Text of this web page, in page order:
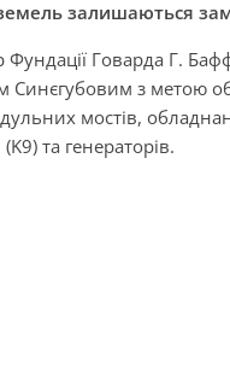
земель залишаються
Говарда Г.
Синєгубовим з метою
мостів,
та генераторів.